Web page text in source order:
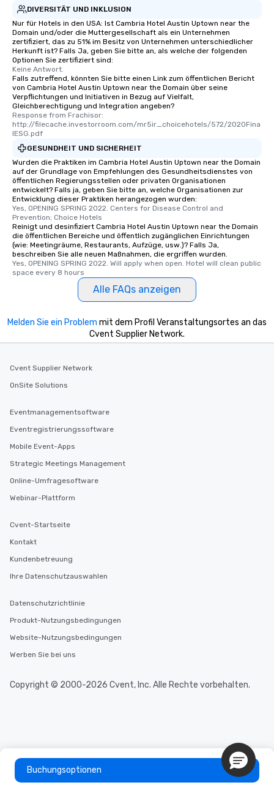
DIVERSITÄT UND INKLUSION
Nur für Hotels in den USA: Ist Cambria Hotel Austin Uptown near the
Domain und/oder die Muttergesellschaft als ein Unternehmen
zertifiziert, das zu 51% im Besitz von Unternehmen unterschiedlicher
Herkunft ist? Falls Ja, geben Sie bitte an, als welche der folgenden
Optionen Sie zertifiziert sind:
Keine Antwort.
Falls zutreffend, könnten Sie bitte einen Link zum öffentlichen Bericht
von Cambria Hotel Austin Uptown near the Domain über seine
Verpflichtungen und Initiativen in Bezug auf Vielfalt,
Gleichberechtigung und Integration angeben?
Response from Frachisor:
http://filecache.investorroom.com/mr5ir_choicehotels/572/2020Fina
lESG.pdf
GESUNDHEIT UND SICHERHEIT
Wurden die Praktiken im Cambria Hotel Austin Uptown near the Domain
auf der Grundlage von Empfehlungen des Gesundheitsdienstes von
öffentlichen Regierungsstellen oder privaten Organisationen
entwickelt? Falls ja, geben Sie bitte an, welche Organisationen zur
Entwicklung dieser Praktiken herangezogen wurden:
Yes, OPENING SPRING 2022. Centers for Disease Control and
Prevention; Choice Hotels
Reinigt und desinfiziert Cambria Hotel Austin Uptown near the Domain
die öffentlichen Bereiche und öffentlich zugänglichen Einrichtungen
(wie: Meetingräume, Restaurants, Aufzüge, usw.)? Falls Ja,
beschreiben Sie alle neuen Maßnahmen, die ergriffen wurden.
Yes, OPENING SPRING 2022. Will apply when open. Hotel will clean public
space every 8 hours
Alle FAQs anzeigen
Buchungsoptionen
Melden Sie ein Problem mit dem Profil Veranstaltungsortes an das
Cvent Supplier Network.
Cvent Supplier Network
OnSite Solutions
Eventmanagementsoftware
Eventregistrierungssoftware
Mobile Event-Apps
Strategic Meetings Management
Online-Umfragesoftware
Webinar-Plattform
Cvent-Startseite
Kontakt
Kundenbetreuung
Ihre Datenschutzauswahlen
Datenschutzrichtlinie
Produkt-Nutzungsbedingungen
Website-Nutzungsbedingungen
Werben Sie bei uns
Copyright © 2000-2026 Cvent, Inc. Alle Rechte vorbehalten.